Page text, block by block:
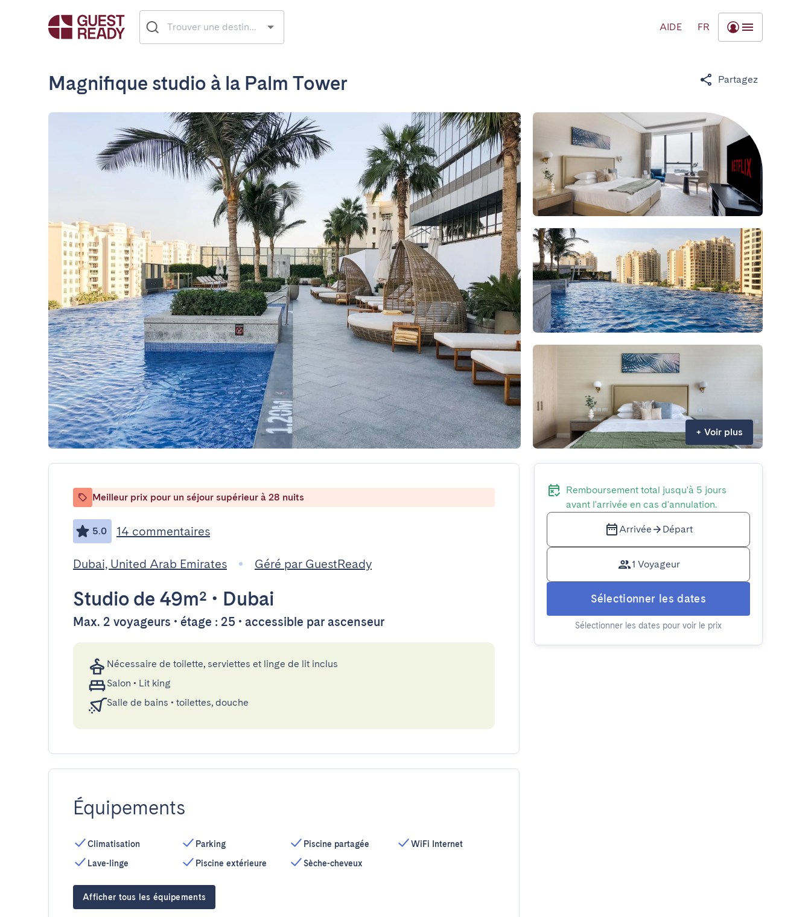
AIDE FR
Magnifique studio à la Palm Tower Partagez
+ Voir plus
Meilleur prix pour un séjour supérieur à 28 nuits
5.0 14 commentaires
Dubai, United Arab Emirates Géré par GuestReady
Studio de 49m² • Dubai
Max. 2 voyageurs • étage : 25 • accessible par ascenseur
Nécessaire de toilette, serviettes et linge de lit inclus
Salon • Lit king
Salle de bains • toilettes, douche
Équipements
Climatisation
Lave-linge
Parking
Piscine extérieure
Piscine partagée
Sèche-cheveux
WiFi Internet
Afficher tous les équipements
Remboursement total jusqu'à 5 jours
avant l'arrivée en cas d'annulation.
Arrivée Départ
1 Voyageur
Sélectionner les dates
Sélectionner les dates pour voir le prix